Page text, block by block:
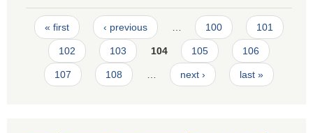
Pages
« first ‹ previous … 100 101
102 103 104 105 106
107 108 … next › last »